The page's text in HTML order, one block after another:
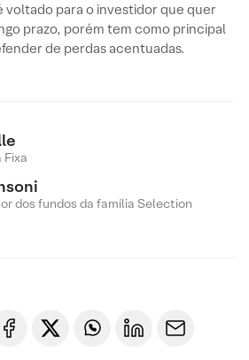
voltado para o investidor que quer
prazo, porém tem como principal
de perdas acentuadas.
Fixa
dos fundos da família Selection